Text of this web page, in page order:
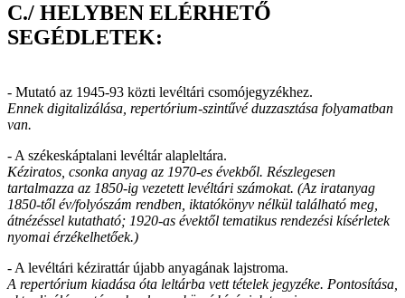
C./ HELYBEN ELÉRHETŐ
SEGÉDLETEK:
- Mutató az 1945-93 közti levéltári csomójegyzékhez.
Ennek digitalizálása, repertórium-szintűvé duzzasztása folyamatban
van.
- A székeskáptalani levéltár alapleltára.
Kéziratos, csonka anyag az 1970-es évekből. Részlegesen
tartalmazza az 1850-ig vezetett levéltári számokat. (Az iratanyag
1850-től év/folyószám rendben, iktatókönyv nélkül található meg,
átnézéssel kutatható; 1920-as évektől tematikus rendezési kísérletek
nyomai érzékelhetőek.)
- A levéltári kézirattár újabb anyagának lajstroma.
A repertórium kiadása óta leltárba vett tételek jegyzéke. Pontosítása,